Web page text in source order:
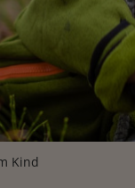
Kind